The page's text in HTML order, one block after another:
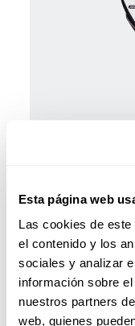
Esta página web
Las cookies de
el contenido y los
sociales y analizar
información sobre
nuestros partners
web, quienes
Sanchez